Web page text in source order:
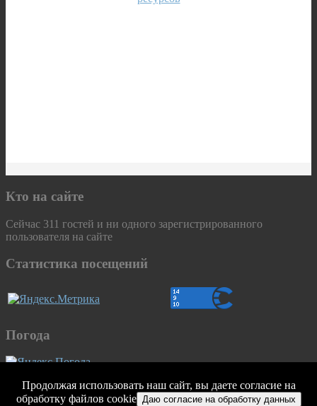
Кто на сайте
Сейчас 311 гостей и ни одного зарегистрированного
пользователя на сайте
Статистика посещений
Погода
© 2026 ГБПОУ "Первомайский политехнический техникум".
Все права защищены.
Продолжая использовать наш сайт, вы даете согласие на
обработку файлов cookie Даю согласие на обработку данных